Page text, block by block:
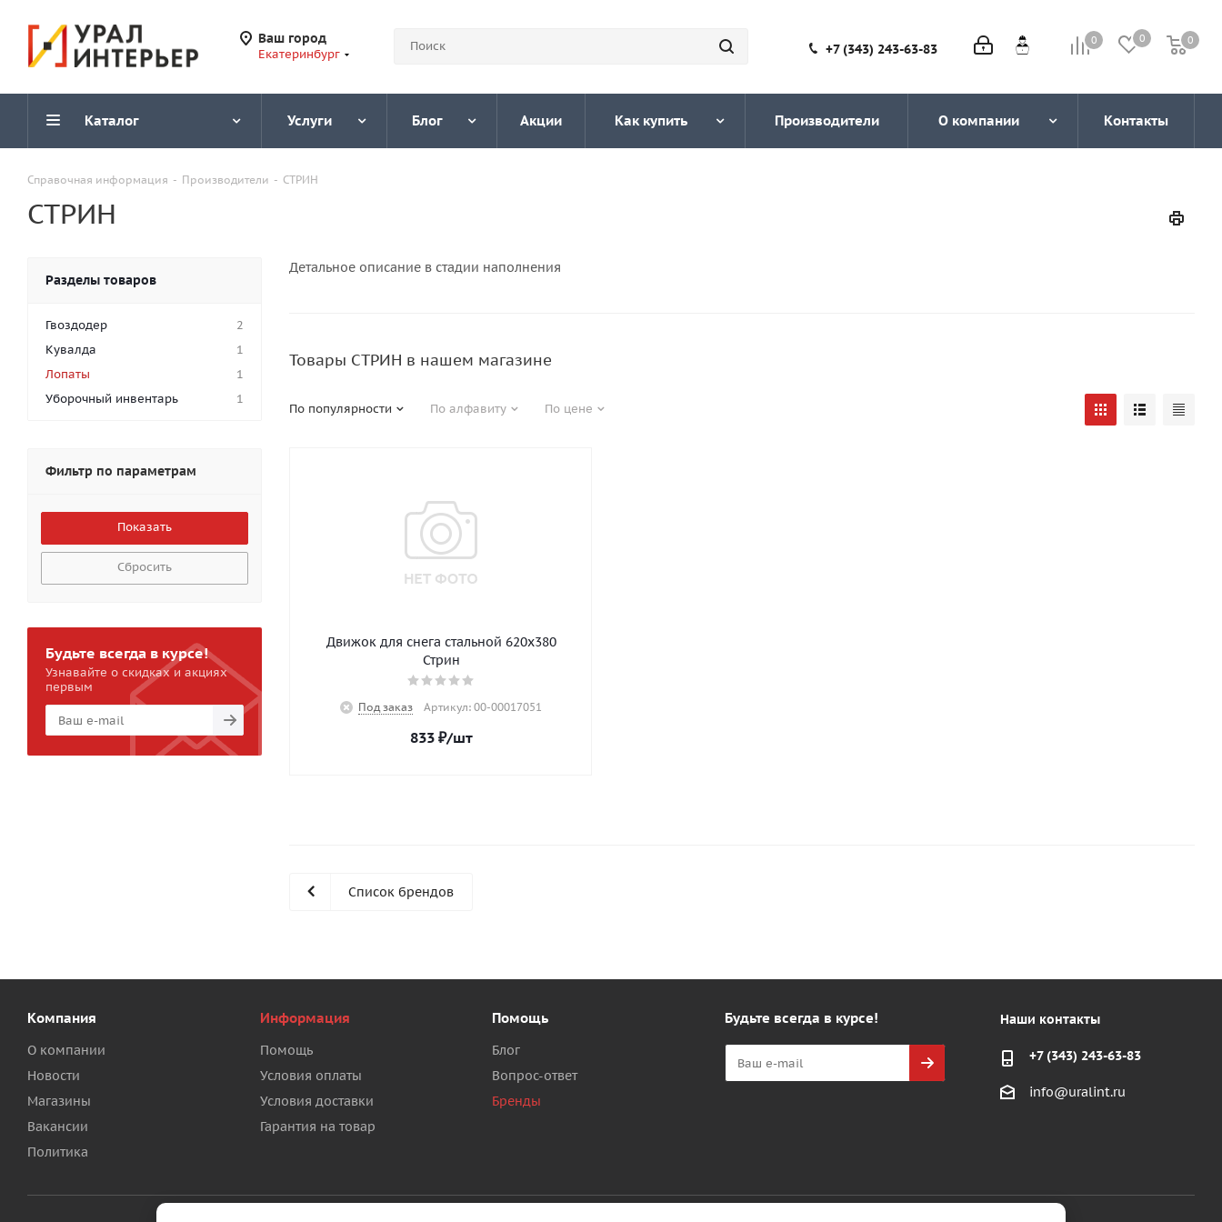
Ваш город
Екатеринбург
0 0 0
0
+7 (343) 243-63-83
Каталог Услуги Блог Акции Как купить Производители О компании Контакты
Справочная информация - Производители - СТРИН
СТРИН
Детальное описание в стадии наполнения
Товары СТРИН в нашем магазине
По популярности По алфавиту По цене
Движок для снега стальной 620х380
Стрин
Под заказ Артикул: 00-00017051
833₽/шт
Список брендов
Разделы товаров
Гвоздодер
2
Кувалда
1
Лопаты
1
Уборочный инвентарь
1
Фильтр по параметрам
Сбросить
Будьте всегда в курсе!
Узнавайте о скидках и акциях
первым
Компания
О компании
Новости
Магазины
Вакансии
Политика
Информация
Помощь
Условия оплаты
Условия доставки
Гарантия на товар
Помощь
Блог
Вопрос-ответ
Бренды
Будьте всегда в курсе! Наши контакты
+7 (343) 243-63-83
info@uralint.ru